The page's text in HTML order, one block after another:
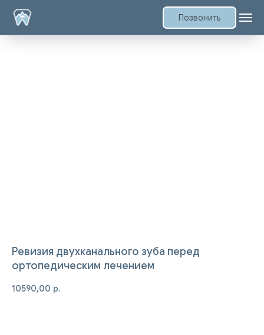
Позвонить
Ревизия двухканального зуба перед
ортопедическим лечением
10590,00 р.